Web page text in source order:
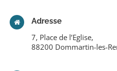
Adresse
7, Place de l’Eglise,
88200 Dommartin-les-